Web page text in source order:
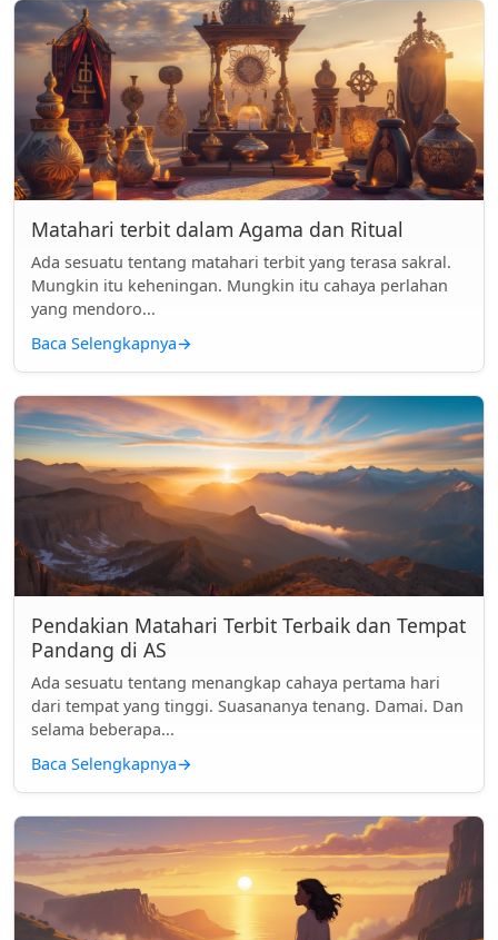
Matahari terbit dalam Agama dan Ritual
Ada sesuatu tentang matahari terbit yang terasa sakral.
Mungkin itu keheningan. Mungkin itu cahaya perlahan
yang mendoro...
Baca Selengkapnya→
Pendakian Matahari Terbit Terbaik dan Tempat
Pandang di AS
Ada sesuatu tentang menangkap cahaya pertama hari
dari tempat yang tinggi. Suasananya tenang. Damai. Dan
selama beberapa...
Baca Selengkapnya→